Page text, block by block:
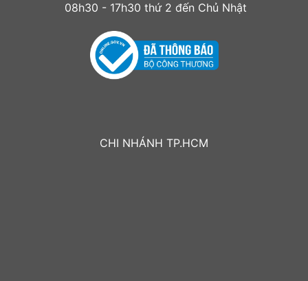
08h30 - 17h30 thứ 2 đến Chủ Nhật
CHI NHÁNH TP.HCM